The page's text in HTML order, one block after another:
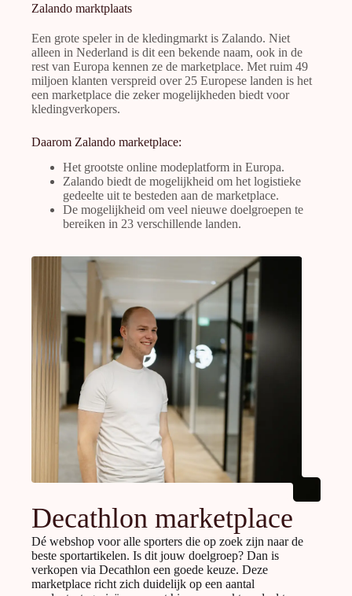
Zalando marktplaats
Een grote speler in de kledingmarkt is Zalando. Niet
alleen in Nederland is dit een bekende naam, ook in de
rest van Europa kennen ze de marketplace. Met ruim 49
miljoen klanten verspreid over 25 Europese landen is het
een marketplace die zeker mogelijkheden biedt voor
kledingverkopers.
Daarom Zalando marketplace:
Het grootste online modeplatform in Europa.
Zalando biedt de mogelijkheid om het logistieke
gedeelte uit te besteden aan de marketplace.
De mogelijkheid om veel nieuwe doelgroepen te
bereiken in 23 verschillende landen.
Decathlon marketplace
Dé webshop voor alle sporters die op zoek zijn naar de
beste sportartikelen. Is dit jouw doelgroep? Dan is
verkopen via Decathlon een goede keuze. Deze
marketplace richt zich duidelijk op een aantal